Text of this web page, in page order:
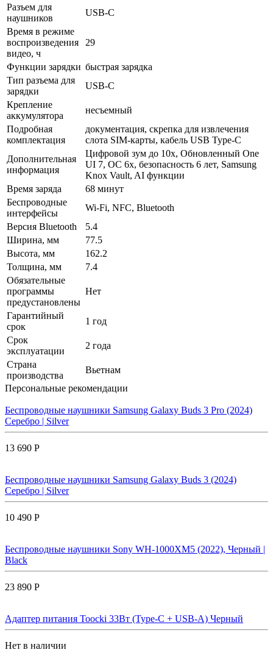
Разъем для
наушников
USB-C
Время в режиме
воспроизведения
видео, ч
29
Функции зарядки быстрая зарядка
Тип разъема для
зарядки
USB-C
Крепление
аккумулятора
несъемный
Подробная
комплектация
документация, скрепка для извлечения
слота SIM-карты, кабель USB Type-C
Дополнительная
информация
Цифровой зум до 10х, Обновленный One
UI 7, ОС 6x, безопасность 6 лет, Samsung
Knox Vault, AI функции
Время заряда
68 минут
Беспроводные
интерфейсы
Wi-Fi, NFC, Bluetooth
Версия Bluetooth
5.4
Ширина, мм
77.5
Высота, мм
162.2
Толщина, мм
7.4
Обязательные
программы
предустановлены
Нет
Гарантийный
срок
1 год
Срок
эксплуатации
2 года
Страна
производства
Вьетнам
Персональные рекомендации
Беспроводные наушники Samsung Galaxy Buds 3 Pro (2024)
Серебро | Silver
13 690 Р
Беспроводные наушники Samsung Galaxy Buds 3 (2024)
Серебро | Silver
10 490 Р
Беспроводные наушники Sony WH-1000XM5 (2022), Черный |
Black
23 890 Р
Адаптер питания Toocki 33Вт (Type-C + USB-A) Черный
Нет в наличии